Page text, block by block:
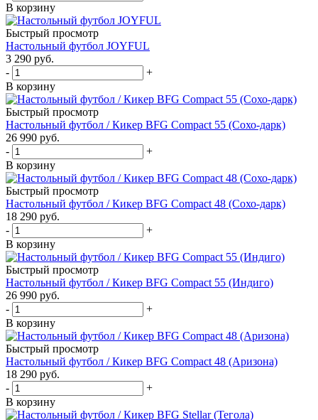
В корзину
Быстрый просмотр
Настольный футбол JOYFUL
3 290 руб.
-
+
В корзину
Быстрый просмотр
Настольный футбол / Кикер BFG Compact 55 (Сохо-дарк)
26 990 руб.
-
+
В корзину
Быстрый просмотр
Настольный футбол / Кикер BFG Compact 48 (Сохо-дарк)
18 290 руб.
-
+
В корзину
Быстрый просмотр
Настольный футбол / Кикер BFG Compact 55 (Индиго)
26 990 руб.
-
+
В корзину
Быстрый просмотр
Настольный футбол / Кикер BFG Compact 48 (Аризона)
18 290 руб.
-
+
В корзину